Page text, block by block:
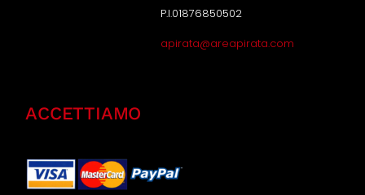
P.I.01876850502
apirata@areapirata.com
ACCETTIAMO